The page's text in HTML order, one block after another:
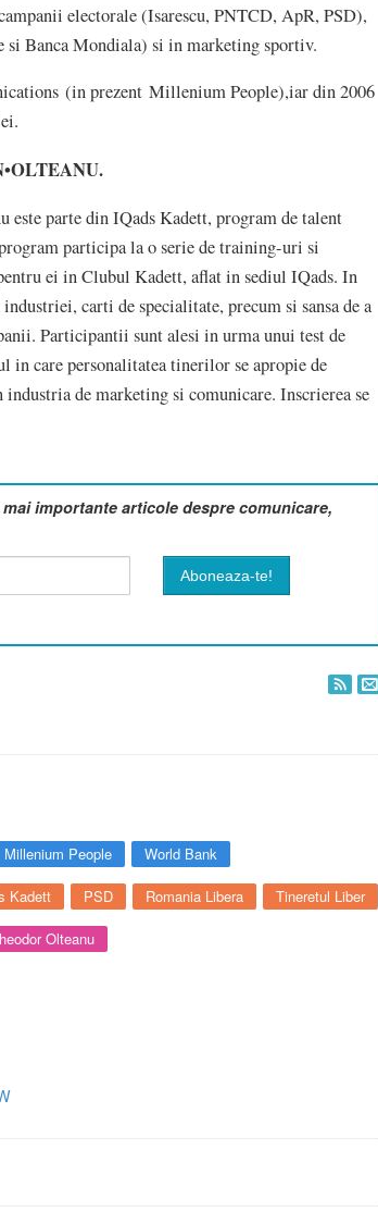
electorale (Isarescu, PNTCD, ApR, PSD),
si Banca Mondiala) si in marketing sportiv.
(in prezent Millenium People),iar din 2006
parte din IQads Kadett, program de talent
participa la o serie de training-uri si
ei in Clubul Kadett, aflat in sediul IQads. In
carti de specialitate, precum si sansa de a
Participantii sunt alesi in urma unui test de
in care personalitatea tinerilor se apropie de
de marketing si comunicare. Inscrierea se
importante articole despre comunicare,
Millenium People World Bank
Kadett PSD Romania Libera Tineretul Liber
Olteanu